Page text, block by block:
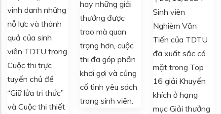
vinh danh những
nỗ lực và thành
quả của sinh
viên TDTU trong
Cuộc thi trực
tuyến chủ đề
“Giữ lửa tri thức”
và Cuộc thi thiết
hay những giải
thưởng được
trao mà quan
trọng hơn, cuộc
thi đã góp phần
khơi gợi và củng
cố tình yêu sách
trong sinh viên.
Sinh viên
Nghiêm Văn
Tiến của TDTU
đã xuất sắc có
mặt trong Top
16 giải Khuyến
khích ở hạng
mục Giải thưởng